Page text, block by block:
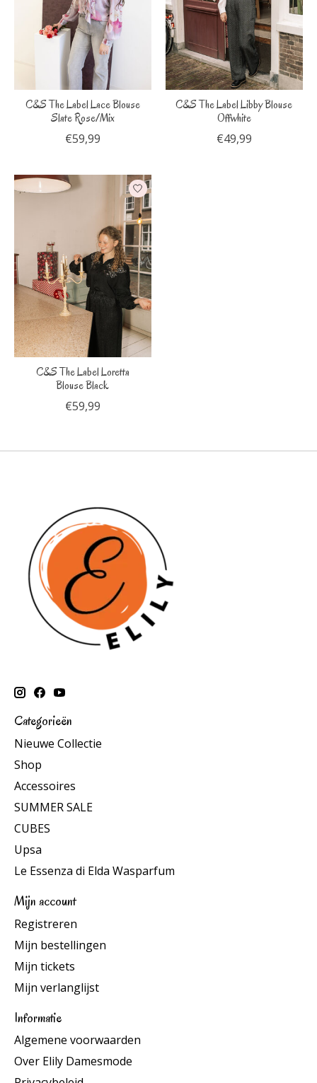
C&S The Label Lace Blouse
Slate Rose/Mix
€59,99
C&S The Label Libby Blouse
Offwhite
€49,99
C&S The Label Loretta
Blouse Black
€59,99
Categorieën
Nieuwe Collectie
Shop
Accessoires
SUMMER SALE
CUBES
Upsa
Le Essenza di Elda Wasparfum
Mijn account
Registreren
Mijn bestellingen
Mijn tickets
Mijn verlanglijst
Informatie
Algemene voorwaarden
Over Elily Damesmode